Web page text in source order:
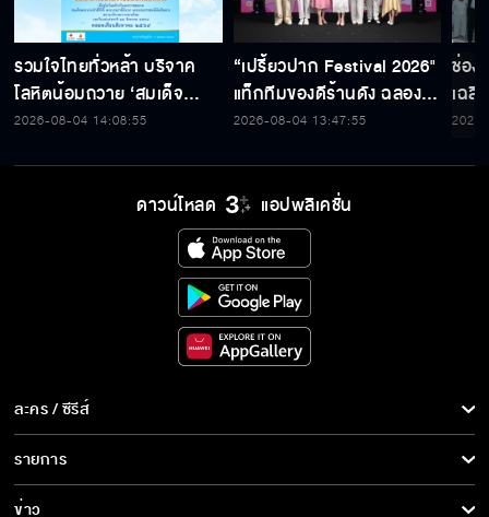
รวมใจไทยทั่วหล้า บริจาค
โลหิตน้อมถวาย ‘สมเด็จ
พระบรมราชชนนีพันปีหลวง’
ระลึก 80 พรรษาฯ อันทรง
2026-08-04 14:08:55
“เปรี้ยวปาก Festival 2026"
แท็กทีมของดีร้านดัง ฉลอง
ก้าวสู่ปีที่ 23
2026-08-04 13:47:55
ช่อง
เฉลิ
สมเ
พระ
ดาวน์โหลด แอปพลิเคชั่น
ละคร / ซีรีส์
ละคร/ซีรีส์
ซีรีส์นานาชาติ
รายการ
รายการทั้งหมด
ข่าว